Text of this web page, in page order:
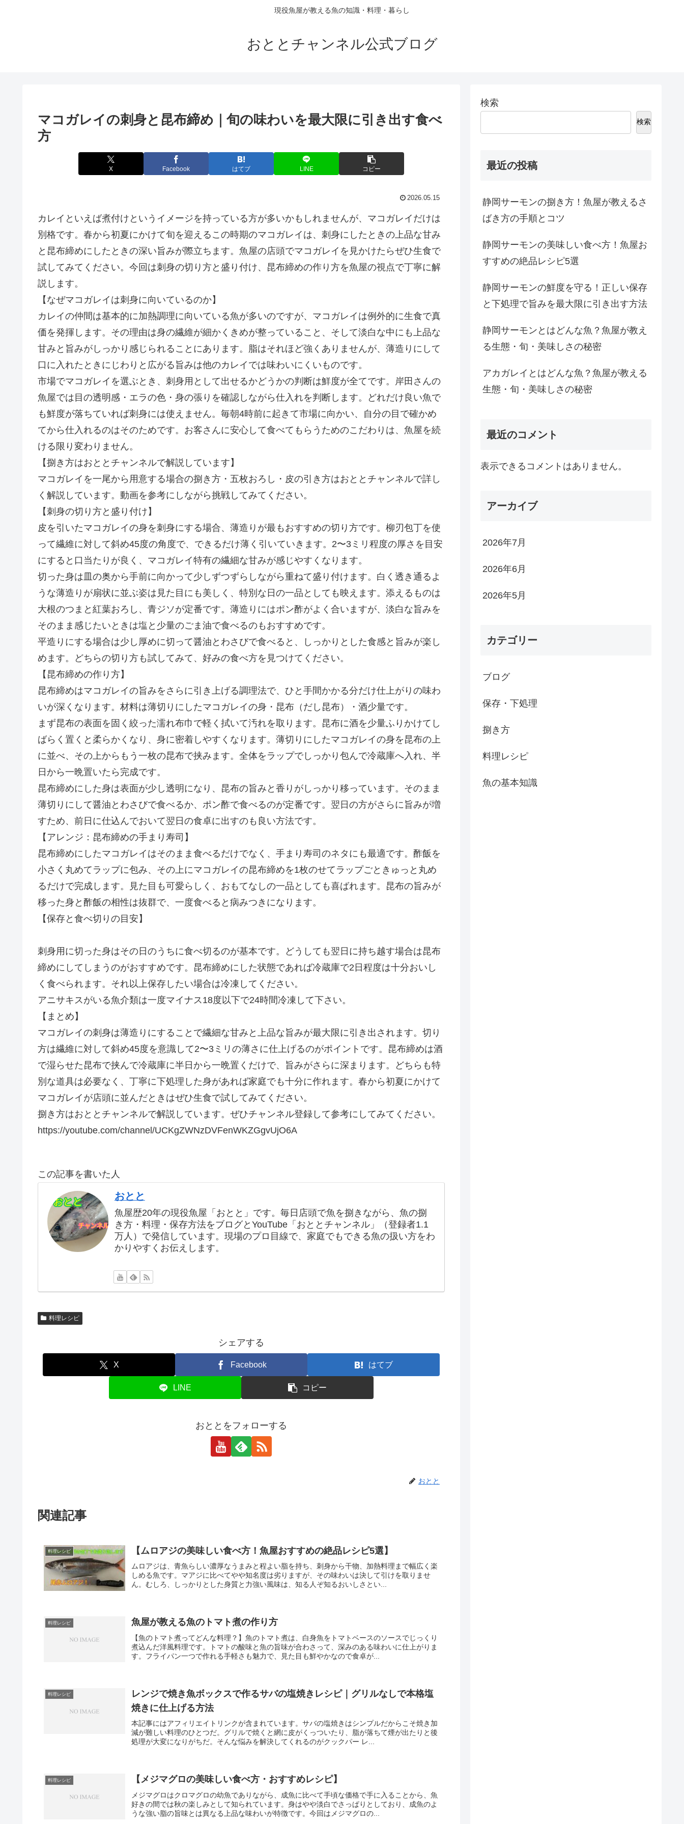
現役魚屋が教える魚の知識・料理・暮らし
おととチャンネル公式ブログ
マコガレイの刺身と昆布締め｜旬の味わいを最大限に引き出す食べ
方
X Facebook はてブ LINE コピー
2026.05.15
カレイといえば煮付けというイメージを持っている方が多いかもしれませんが、マコガレイだけは
別格です。春から初夏にかけて旬を迎えるこの時期のマコガレイは、刺身にしたときの上品な甘み
と昆布締めにしたときの深い旨みが際立ちます。魚屋の店頭でマコガレイを見かけたらぜひ生食で
試してみてください。今回は刺身の切り方と盛り付け、昆布締めの作り方を魚屋の視点で丁寧に解
説します。
【なぜマコガレイは刺身に向いているのか】
カレイの仲間は基本的に加熱調理に向いている魚が多いのですが、マコガレイは例外的に生食で真
価を発揮します。その理由は身の繊維が細かくきめが整っていること、そして淡白な中にも上品な
甘みと旨みがしっかり感じられることにあります。脂はそれほど強くありませんが、薄造りにして
口に入れたときにじわりと広がる旨みは他のカレイでは味わいにくいものです。
市場でマコガレイを選ぶとき、刺身用として出せるかどうかの判断は鮮度が全てです。岸田さんの
魚屋では目の透明感・エラの色・身の張りを確認しながら仕入れを判断します。どれだけ良い魚で
も鮮度が落ちていれば刺身には使えません。毎朝4時前に起きて市場に向かい、自分の目で確かめ
てから仕入れるのはそのためです。お客さんに安心して食べてもらうためのこだわりは、魚屋を続
ける限り変わりません。
【捌き方はおととチャンネルで解説しています】
マコガレイを一尾から用意する場合の捌き方・五枚おろし・皮の引き方はおととチャンネルで詳し
く解説しています。動画を参考にしながら挑戦してみてください。
【刺身の切り方と盛り付け】
皮を引いたマコガレイの身を刺身にする場合、薄造りが最もおすすめの切り方です。柳刃包丁を使
って繊維に対して斜め45度の角度で、できるだけ薄く引いていきます。2〜3ミリ程度の厚さを目安
にすると口当たりが良く、マコガレイ特有の繊細な甘みが感じやすくなります。
切った身は皿の奥から手前に向かって少しずつずらしながら重ねて盛り付けます。白く透き通るよ
うな薄造りが扇状に並ぶ姿は見た目にも美しく、特別な日の一品としても映えます。添えるものは
大根のつまと紅葉おろし、青ジソが定番です。薄造りにはポン酢がよく合いますが、淡白な旨みを
そのまま感じたいときは塩と少量のごま油で食べるのもおすすめです。
平造りにする場合は少し厚めに切って醤油とわさびで食べると、しっかりとした食感と旨みが楽し
めます。どちらの切り方も試してみて、好みの食べ方を見つけてください。
【昆布締めの作り方】
昆布締めはマコガレイの旨みをさらに引き上げる調理法で、ひと手間かかる分だけ仕上がりの味わ
いが深くなります。材料は薄切りにしたマコガレイの身・昆布（だし昆布）・酒少量です。
まず昆布の表面を固く絞った濡れ布巾で軽く拭いて汚れを取ります。昆布に酒を少量ふりかけてし
ばらく置くと柔らかくなり、身に密着しやすくなります。薄切りにしたマコガレイの身を昆布の上
に並べ、その上からもう一枚の昆布で挟みます。全体をラップでしっかり包んで冷蔵庫へ入れ、半
日から一晩置いたら完成です。
昆布締めにした身は表面が少し透明になり、昆布の旨みと香りがしっかり移っています。そのまま
薄切りにして醤油とわさびで食べるか、ポン酢で食べるのが定番です。翌日の方がさらに旨みが増
すため、前日に仕込んでおいて翌日の食卓に出すのも良い方法です。
【アレンジ：昆布締めの手まり寿司】
昆布締めにしたマコガレイはそのまま食べるだけでなく、手まり寿司のネタにも最適です。酢飯を
小さく丸めてラップに包み、その上にマコガレイの昆布締めを1枚のせてラップごときゅっと丸め
るだけで完成します。見た目も可愛らしく、おもてなしの一品としても喜ばれます。昆布の旨みが
移った身と酢飯の相性は抜群で、一度食べると病みつきになります。
【保存と食べ切りの目安】
刺身用に切った身はその日のうちに食べ切るのが基本です。どうしても翌日に持ち越す場合は昆布
締めにしてしまうのがおすすめです。昆布締めにした状態であれば冷蔵庫で2日程度は十分おいし
く食べられます。それ以上保存したい場合は冷凍してください。
アニサキスがいる魚介類は一度マイナス18度以下で24時間冷凍して下さい。
【まとめ】
マコガレイの刺身は薄造りにすることで繊細な甘みと上品な旨みが最大限に引き出されます。切り
方は繊維に対して斜め45度を意識して2〜3ミリの薄さに仕上げるのがポイントです。昆布締めは酒
で湿らせた昆布で挟んで冷蔵庫に半日から一晩置くだけで、旨みがさらに深まります。どちらも特
別な道具は必要なく、丁寧に下処理した身があれば家庭でも十分に作れます。春から初夏にかけて
マコガレイが店頭に並んだときはぜひ生食で試してみてください。
捌き方はおととチャンネルで解説しています。ぜひチャンネル登録して参考にしてみてください。
https://youtube.com/channel/UCKgZWNzDVFenWKZGgvUjO6A
この記事を書いた人
おとと
魚屋歴20年の現役魚屋「おとと」です。毎日店頭で魚を捌きながら、魚の捌
き方・料理・保存方法をブログとYouTube「おととチャンネル」（登録者1.1
万人）で発信しています。現場のプロ目線で、家庭でもできる魚の扱い方をわ
かりやすくお伝えします。
料理レシピ
シェアする
X Facebook はてブ
LINE コピー
おととをフォローする
おとと
関連記事
料理レシピ 【ムロアジの美味しい食べ方！魚屋おすすめの絶品レシピ5選】
ムロアジは、青魚らしい濃厚なうまみと程よい脂を持ち、刺身から干物、加熱料理まで幅広く楽
しめる魚です。マアジに比べてやや知名度は劣りますが、その味わいは決して引けを取りませ
ん。むしろ、しっかりとした身質と力強い風味は、知る人ぞ知るおいしさとい...
料理レシピ 魚屋が教える魚のトマト煮の作り方
【魚のトマト煮ってどんな料理？】魚のトマト煮は、白身魚をトマトベースのソースでじっくり
煮込んだ洋風料理です。トマトの酸味と魚の旨味が合わさって、深みのある味わいに仕上がりま
す。フライパン一つで作れる手軽さも魅力で、見た目も鮮やかなので食卓が...
料理レシピ
レンジで焼き魚ボックスで作るサバの塩焼きレシピ｜グリルなしで本格塩
焼きに仕上げる方法
本記事にはアフィリエイトリンクが含まれています。サバの塩焼きはシンプルだからこそ焼き加
減が難しい料理のひとつだ。グリルで焼くと網に皮がくっついたり、脂が落ちて煙が出たりと後
処理が大変になりがちだ。そんな悩みを解決してくれるのがクックパー レ...
料理レシピ 【メジマグロの美味しい食べ方・おすすめレシピ】
メジマグロはクロマグロの幼魚でありながら、成魚に比べて手頃な価格で手に入ることから、魚
好きの間では秋の楽しみとして知られています。身はやや淡白でさっぱりとしており、成魚のよ
うな強い脂の旨味とは異なる上品な味わいが特徴です。今回はメジマグロの...
検索
検索
最近の投稿
静岡サーモンの捌き方！魚屋が教えるさ
ばき方の手順とコツ
静岡サーモンの美味しい食べ方！魚屋お
すすめの絶品レシピ5選
静岡サーモンの鮮度を守る！正しい保存
と下処理で旨みを最大限に引き出す方法
静岡サーモンとはどんな魚？魚屋が教え
る生態・旬・美味しさの秘密
アカガレイとはどんな魚？魚屋が教える
生態・旬・美味しさの秘密
最近のコメント
表示できるコメントはありません。
アーカイブ
2026年7月
2026年6月
2026年5月
カテゴリー
ブログ
保存・下処理
捌き方
料理レシピ
魚の基本知識